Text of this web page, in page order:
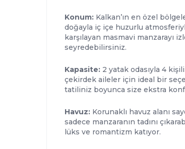
Konum: Kalkan’ın en özel
doğayla iç içe huzurlu
karşılayan masmavi manzarayı
seyredebilirsiniz.
Kapasite: 2 yatak odasıyla 4
çekirdek aileler için ideal bir
tatiliniz boyunca size ekstra
Havuz: Korunaklı havuz alanı
sadece manzaranın tadını
lüks ve romantizm katıyor.